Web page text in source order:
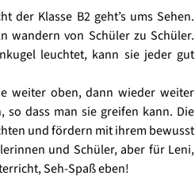
der Klasse B2 geht’s ums Sehen.
wandern von Schüler zu Schüler.
leuchtet, kann sie jeder gut
weiter oben, dann wieder weiter
dass man sie greifen kann. Die
und fördern mit ihrem bewusst
und Schüler, aber für Leni,
Seh-Spaß eben!